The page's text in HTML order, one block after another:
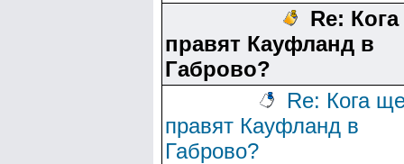
Re:
правят Кауфланд в
Габрово?
Re: Кога
правят Кауфланд в
Габрово?